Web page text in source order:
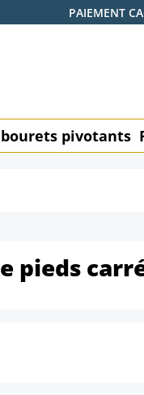
PAIEMENT
pivotants
pieds